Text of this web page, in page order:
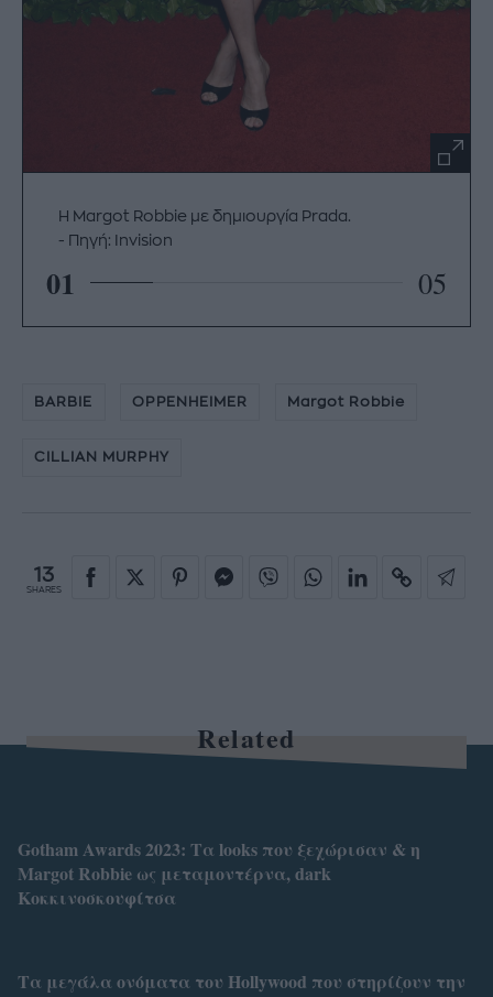
Η Margot Robbie με δημιουργία Prada.
Πηγή: Invision
01 05
BARBIE OPPENHEIMER Margot Robbie
CILLIAN MURPHY
13
SHARES
Related
Gotham Awards 2023: Τα looks που ξεχώρισαν & η
Margot Robbie ως μεταμοντέρνα, dark
Κοκκινοσκουφίτσα
Τα μεγάλα ονόματα του Hollywood που στηρίζουν την